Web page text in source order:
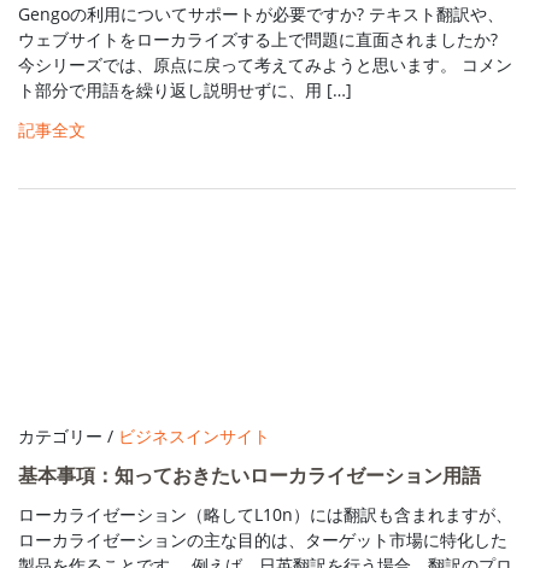
Gengoの利用についてサポートが必要ですか? テキスト翻訳や、
ウェブサイトをローカライズする上で問題に直面されましたか?
今シリーズでは、原点に戻って考えてみようと思います。 コメン
ト部分で用語を繰り返し説明せずに、用 […]
記事全文
カテゴリー / ビジネスインサイト
基本事項：知っておきたいローカライゼーション用語
ローカライゼーション（略してL10n）には翻訳も含まれますが、
ローカライゼーションの主な目的は、ターゲット市場に特化した